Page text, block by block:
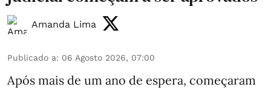
Amanda Lima
Publicado a: 06 Agosto 2026, 07:00
Após mais de um ano de espera, começaram